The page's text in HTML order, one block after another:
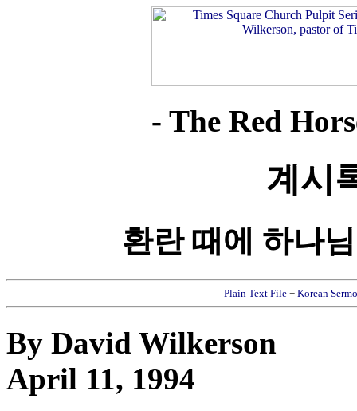
- The Red
계시
환란 때에 하나
Plain Text File + Korean
By David Wilkerson
April 11, 1994